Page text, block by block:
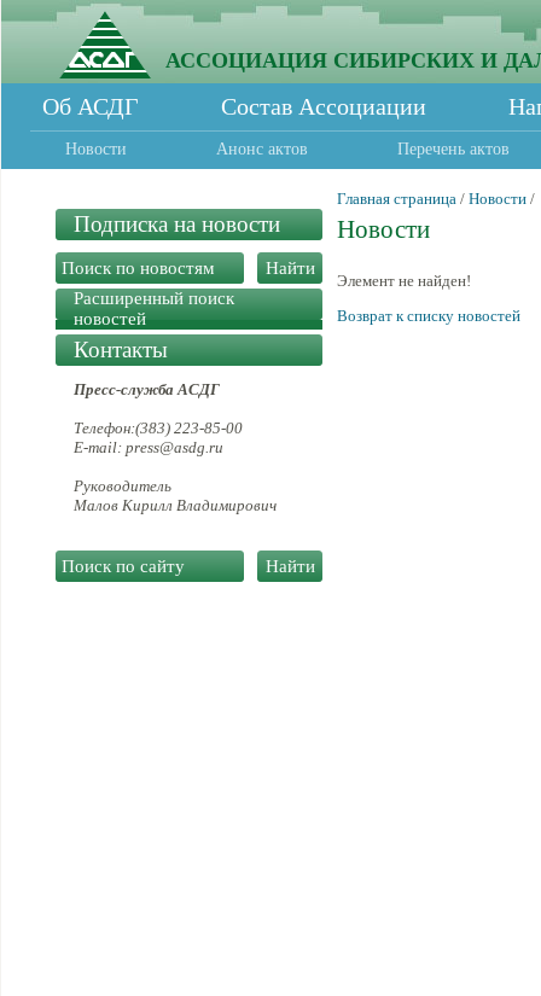
АССОЦИАЦИЯ СИБИРСКИХ И
Об АСДГ Состав Ассоциации
Новости Анонс актов Перечень актов
Подписка на новости
Расширенный поиск
новостей
Контакты
Пресс-служба АСДГ
Телефон:(383) 223-85-00
E-mail: press@asdg.ru
Руководитель
Малов Кирилл Владимирович
Главная страница / Новости /
Новости
Элемент не найден!
Возврат к списку новостей